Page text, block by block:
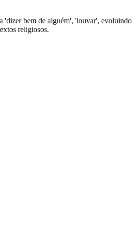
'dizer bem de alguém', 'louvar', evoluindo
religiosos.